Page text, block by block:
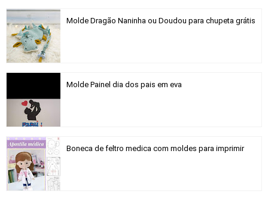
Molde Dragão Naninha ou Doudou para chupeta grátis
Molde Painel dia dos pais em eva
Boneca de feltro medica com moldes para imprimir